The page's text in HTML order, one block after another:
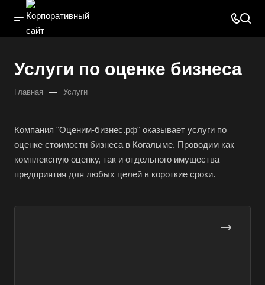
Услуги по оценке бизнеса
Главная — Услуги
Компания "Оценим-бизнес.рф" оказывает услуги по
оценке стоимости бизнеса в Когалыме. Проводим как
комплексную оценку, так и отдельного имущества
предприятия для любых целей в короткие сроки.